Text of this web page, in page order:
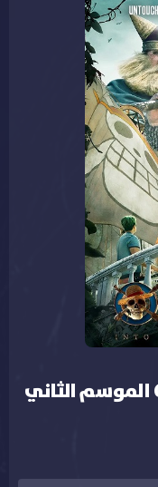
مشاهدة مسلسل One Piece الموسم الثاني